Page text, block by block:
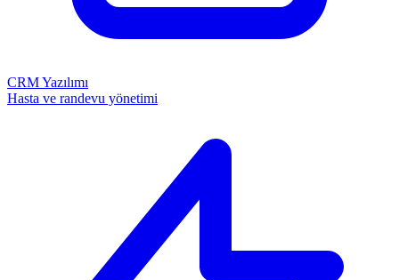
CRM Yazılımı
Hasta ve randevu yönetimi